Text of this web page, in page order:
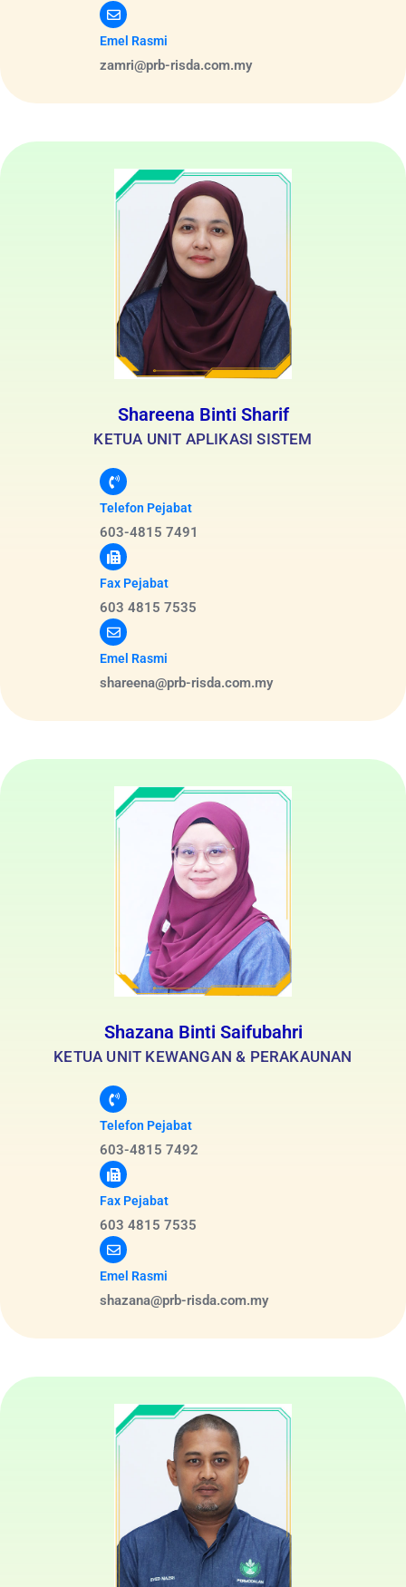
Emel Rasmi
zamri@prb-risda.com.my
Shareena Binti Sharif
KETUA UNIT APLIKASI SISTEM
Telefon Pejabat
603-4815 7491
Fax Pejabat
603 4815 7535
Emel Rasmi
shareena@prb-risda.com.my
Shazana Binti Saifubahri
KETUA UNIT KEWANGAN & PERAKAUNAN
Telefon Pejabat
603-4815 7492
Fax Pejabat
603 4815 7535
Emel Rasmi
shazana@prb-risda.com.my